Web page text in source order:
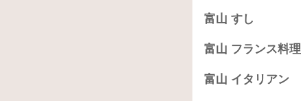
富山 すし
富山 フランス料理
富山 イタリアン